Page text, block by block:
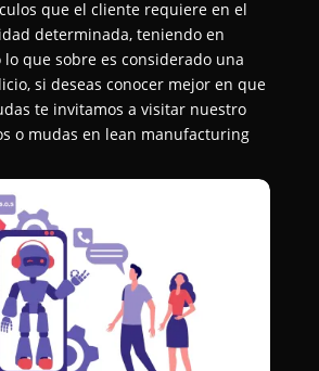
que el cliente requiere en el
determinada, teniendo en
que sobre es considerado una
si deseas conocer mejor en que
te invitamos a visitar nuestro
o mudas en lean manufacturing